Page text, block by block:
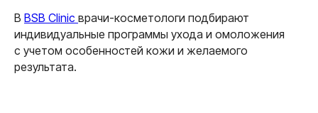
В BSB Clinic врачи-косметологи подбирают
индивидуальные программы ухода и омоложения
с учетом особенностей кожи и желаемого
результата.